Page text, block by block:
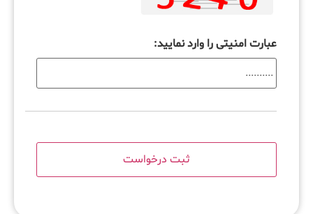
عبارت امنیتی را وارد نمایید: